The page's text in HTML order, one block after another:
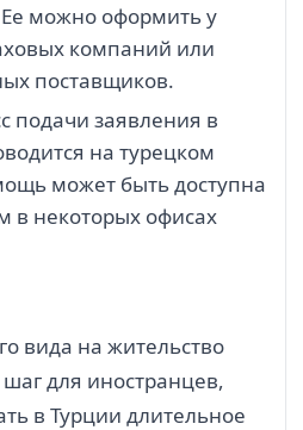
можно оформить у
компаний или
поставщиков.
подачи заявления в
на турецком
может быть доступна
в некоторых офисах
вида на жительство
для иностранцев,
в Турции длительное